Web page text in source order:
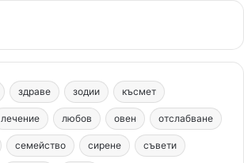
t
e
r
e
T
u
b
e
t
a
g
r
c
m
здраве зодии късмет
лечение любов овен отслабване
семейство сирене съвети